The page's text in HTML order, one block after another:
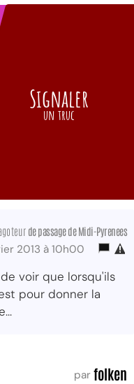
Signaler
un truc
de passage de Midi-Pyrenees
2013 à 10h00
voir que lorsqu'ils
pour donner la
par folken